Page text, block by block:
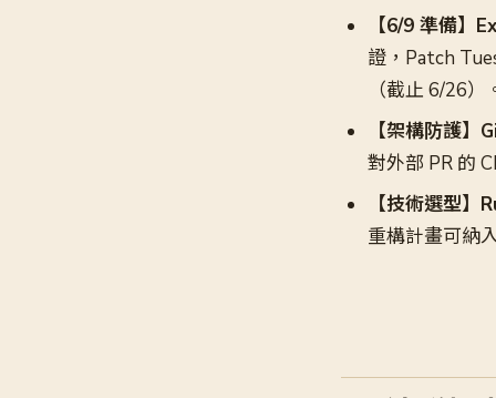
【6/9 準備】
證，Patch
（截止 6/26）
【架構防護
對外部 PR 的
【技術選型
重構計畫可納